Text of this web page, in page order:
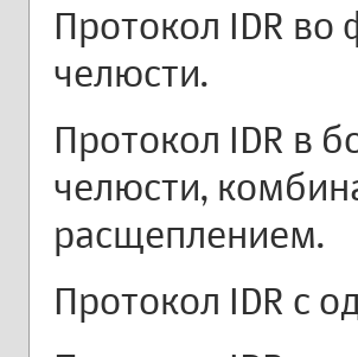
Протокол IDR во
челюсти.
Протокол IDR в
челюсти,
расщеплением.
Протокол IDR с